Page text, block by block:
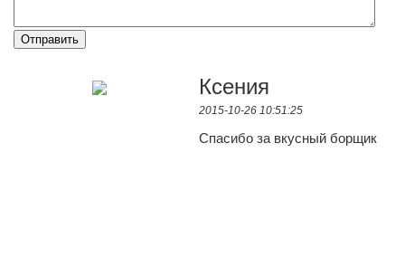
Ксения
2015-10-26 10:51:25
Спасибо за вкусный борщик